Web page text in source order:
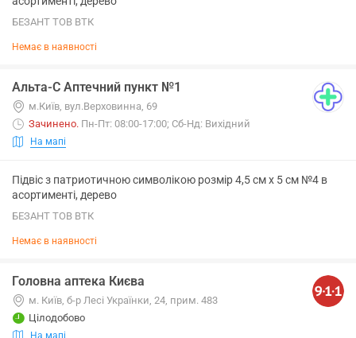
БЕЗАНТ ТОВ ВТК
Немає в наявності
Альта-С Аптечний пункт №1
м.Київ, вул.Верховинна, 69
Зачинено. Пн-Пт: 08:00-17:00; Сб-Нд: Вихідний
На мапі
Підвіс з патриотичною символікою розмір 4,5 см х 5 см №4 в
асортименті, дерево
БЕЗАНТ ТОВ ВТК
Немає в наявності
Головна аптека Києва
м. Київ, б-р Лесі Українки, 24, прим. 483
Цілодобово
На мапі